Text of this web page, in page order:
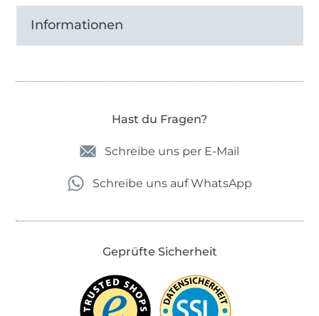
Informationen
Hast du Fragen?
Schreibe uns per E-Mail
Schreibe uns auf WhatsApp
Geprüfte Sicherheit